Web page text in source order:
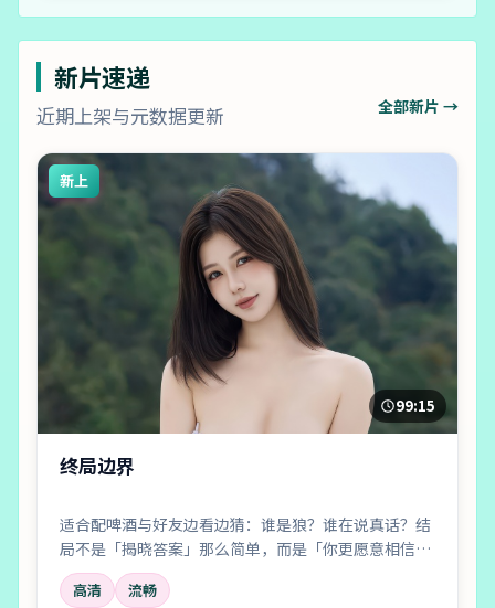
新片速递
近期上架与元数据更新 全部新片 →
新上
99:15
终局边界
适合配啤酒与好友边看边猜：谁是狼？谁在说真话？结
局不是「揭晓答案」那么简单，而是「你更愿意相信
谁」。
高清
流畅